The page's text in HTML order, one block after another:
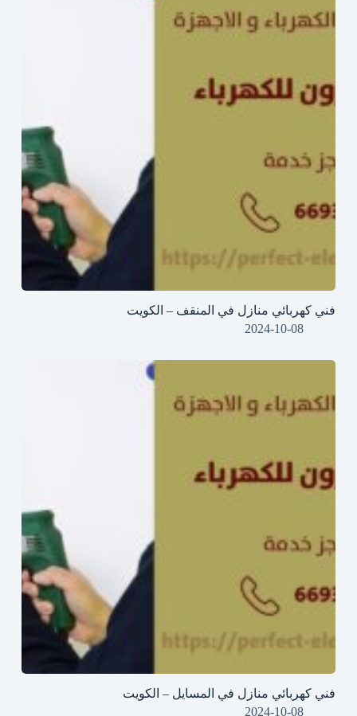
فني كهربائي منازل في المنقف – الكويت
2024-10-08
فني كهربائي منازل في المسايل – الكويت
2024-10-08